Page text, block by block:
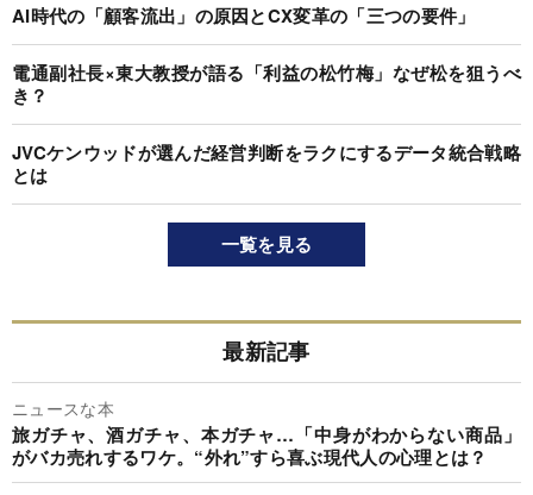
AI時代の「顧客流出」の原因とCX変革の「三つの要件」
電通副社長×東大教授が語る「利益の松竹梅」なぜ松を狙うべ
き？
JVCケンウッドが選んだ経営判断をラクにするデータ統合戦略
とは
一覧を見る
最新記事
ニュースな本
旅ガチャ、酒ガチャ、本ガチャ…「中身がわからない商品」
がバカ売れするワケ。“外れ”すら喜ぶ現代人の心理とは？